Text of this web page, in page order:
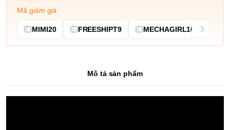
Mã giảm giá
MIMI20 FREESHIPT9 MECHAGIRL10
Mô tả sản phẩm